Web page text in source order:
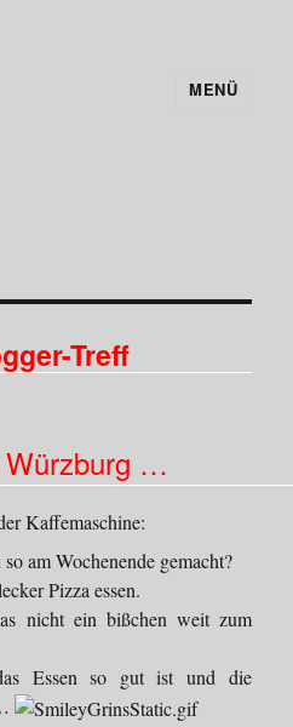
MENÜ
Treff
Würzburg …
Kaffemaschine:
am Wochenende gemacht?
Pizza essen.
nicht ein bißchen weit zum
Essen so gut ist und die